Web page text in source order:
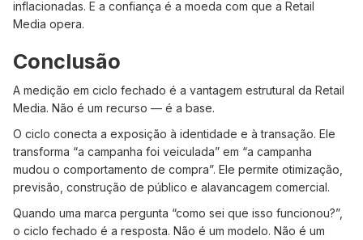
inflacionadas. E a confiança é a moeda com que a Retail
Media opera.
Conclusão
A medição em ciclo fechado é a vantagem estrutural da Retail
Media. Não é um recurso — é a base.
O ciclo conecta a exposição à identidade e à transação. Ele
transforma “a campanha foi veiculada” em “a campanha
mudou o comportamento de compra”. Ele permite otimização,
previsão, construção de público e alavancagem comercial.
Quando uma marca pergunta “como sei que isso funcionou?”,
o ciclo fechado é a resposta. Não é um modelo. Não é um